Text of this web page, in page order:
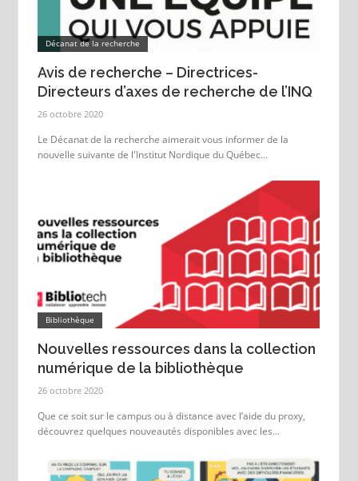
Décanat de la recherche
Avis de recherche – Directrices-
Directeurs d’axes de recherche de l’INQ
26 octobre 2020
Le Décanat de la recherche aimerait vous informer de la
nouvelle suivante de l'Institut Nordique du Québec...
Bibliothèque
Nouvelles ressources dans la collection
numérique de la bibliothèque
26 octobre 2020
Que ce soit sur le campus ou à distance avec l’aide du proxy,
découvrez quelques nouveautés disponibles avec les...